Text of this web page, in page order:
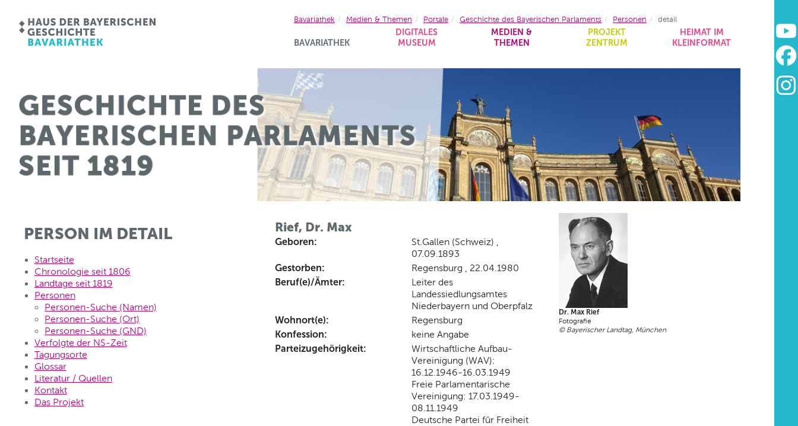
BAVARIATHEK
DIGITALES
MUSEUM
MEDIEN &
THEMEN
PROJEKT
ZENTRUM
HEIMAT IM
KLEINFORMAT
Bavariathek Medien & Themen Portale Geschichte des Bayerischen Parlaments Personen detail
PERSON IM DETAIL
Startseite
Chronologie seit 1806
Landtage seit 1819
Personen
Personen-Suche (Namen)
Personen-Suche (Ort)
Personen-Suche (GND)
Verfolgte der NS-Zeit
Tagungsorte
Glossar
Literatur / Quellen
Kontakt
Das Projekt
Rief, Dr. Max
Geboren:
St.Gallen (Schweiz) ,
07.09.1893
Gestorben: Regensburg , 22.04.1980
Beruf(e)/Ämter:
Leiter des
Landessiedlungsamtes
Niederbayern und Oberpfalz
Wohnort(e): Regensburg
Konfession: keine Angabe
Parteizugehörigkeit:
Wirtschaftliche Aufbau-
Vereinigung (WAV):
16.12.1946-16.03.1949
Freie Parlamentarische
Vereinigung: 17.03.1949-
08.11.1949
Deutsche Partei für Freiheit
Dr. Max Rief
Fotografie
© Bayerischer Landtag, München